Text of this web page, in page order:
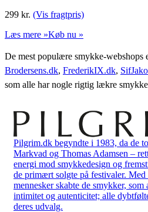
299 kr. (Vis fragtpris)
Læs mere »Køb nu »
De mest populære smykke-webshops
Brodersens.dk, FrederikIX.dk,
som alle har nogle rigtig lækre
Pilgrim.dk begyndte i 1983, da de
Markvad og Thomas Adamsen –
energi mod smykkedesign og
de primært solgte på festivaler.
mennesker skabte de smykker, som
intimitet og autenticitet; alle
deres udvalg.